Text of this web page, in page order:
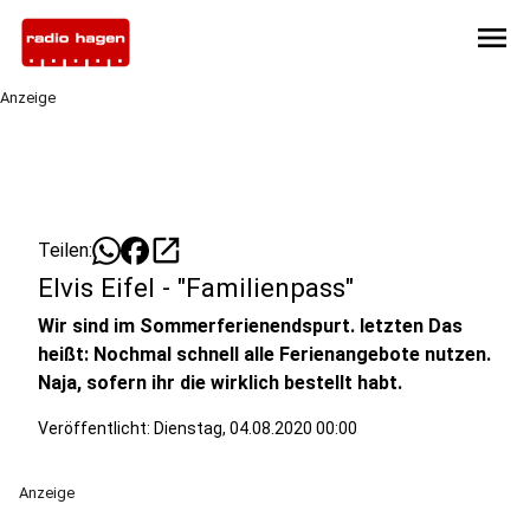
menu
Anzeige
Teilen: open_in_new
Elvis Eifel - "Familienpass"
Wir sind im Sommerferienendspurt. letzten Das
heißt: Nochmal schnell alle Ferienangebote nutzen.
Naja, sofern ihr die wirklich bestellt habt.
Veröffentlicht: Dienstag, 04.08.2020 00:00
Anzeige